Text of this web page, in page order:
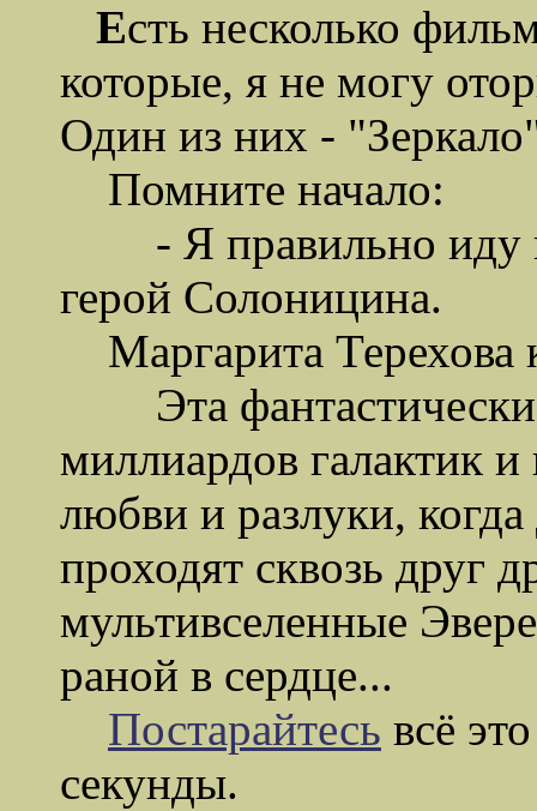
Есть несколько
которые, я не могу
Один из них -
Помните начало:
- Я правильно иду
герой Солоницина.
Маргарита Терехова
Эта фантастически
миллиардов галактик и
любви и разлуки,
проходят сквозь друг
мультивселенные
раной в сердце...
Постарайтесь всё
секунды.